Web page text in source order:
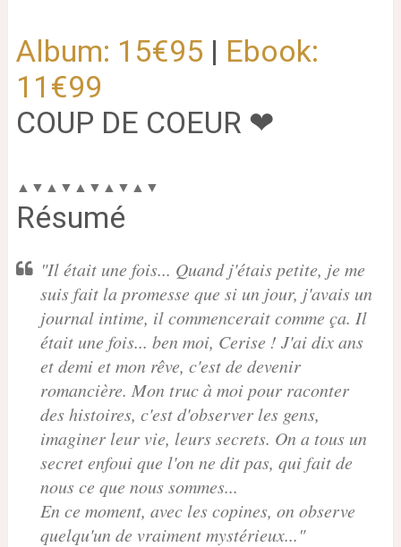
Album: 15€95 | Ebook:
11€99
COUP DE COEUR ❤
▲▼▲▼▲▼▲▼▲▼
Résumé
"Il était une fois... Quand j'étais petite, je me
suis fait la promesse que si un jour, j'avais un
journal intime, il commencerait comme ça. Il
était une fois... ben moi, Cerise ! J'ai dix ans
et demi et mon rêve, c'est de devenir
romancière. Mon truc à moi pour raconter
des histoires, c'est d'observer les gens,
imaginer leur vie, leurs secrets. On a tous un
secret enfoui que l'on ne dit pas, qui fait de
nous ce que nous sommes...
En ce moment, avec les copines, on observe
quelqu'un de vraiment mystérieux..."